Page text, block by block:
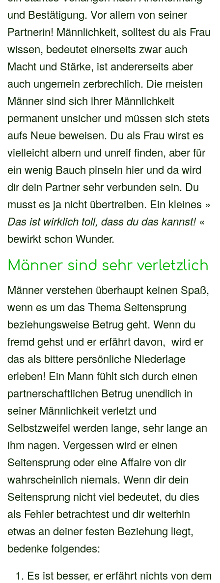
und Bestätigung. Vor allem von seiner
Partnerin! Männlichkeit, solltest du als Frau
wissen, bedeutet einerseits zwar auch
Macht und Stärke, ist andererseits aber
auch ungemein zerbrechlich. Die meisten
Männer sind sich ihrer Männlichkeit
permanent unsicher und müssen sich stets
aufs Neue beweisen. Du als Frau wirst es
vielleicht albern und unreif finden, aber für
ein wenig Bauch pinseln hier und da wird
dir dein Partner sehr verbunden sein. Du
musst es ja nicht übertreiben. Ein kleines »
Das ist wirklich toll, dass du das kannst!«
bewirkt schon Wunder.
Männer sind sehr verletzlich
Männer verstehen überhaupt keinen Spaß,
wenn es um das Thema Seitensprung
beziehungsweise Betrug geht. Wenn du
fremd gehst und er erfährt davon, wird er
das als bittere persönliche Niederlage
erleben! Ein Mann fühlt sich durch einen
partnerschaftlichen Betrug unendlich in
seiner Männlichkeit verletzt und
Selbstzweifel werden lange, sehr lange an
ihm nagen. Vergessen wird er einen
Seitensprung oder eine Affaire von dir
wahrscheinlich niemals. Wenn dir dein
Seitensprung nicht viel bedeutet, du dies
als Fehler betrachtest und dir weiterhin
etwas an deiner festen Beziehung liegt,
bedenke folgendes:
Es ist besser, er erfährt nichts von dem